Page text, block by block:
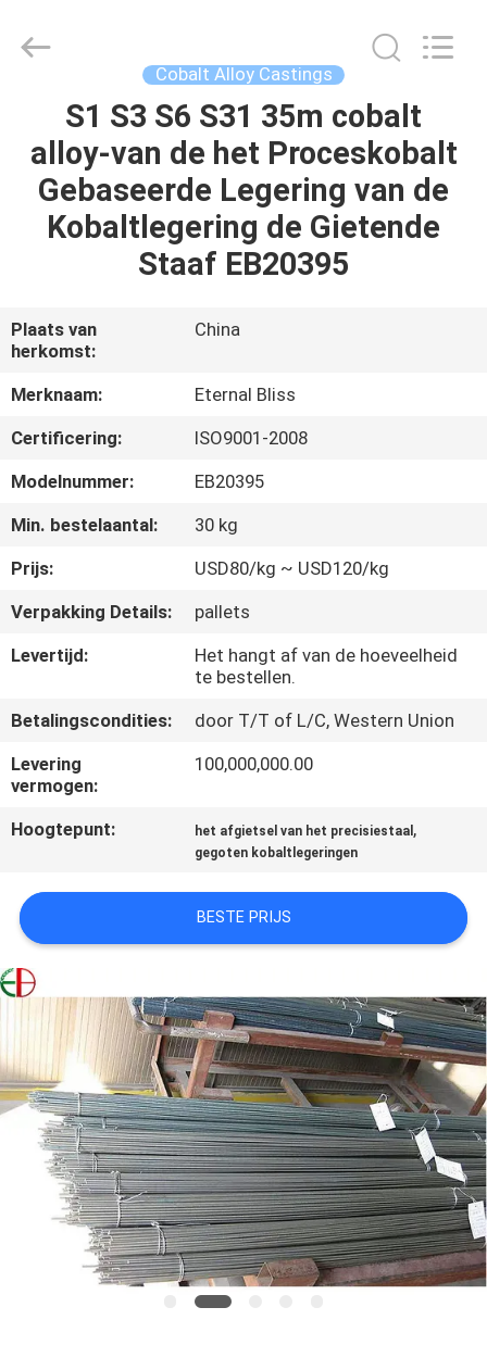
HUIS
PRODUCTEN
ONGEVEER
ONS
FABRIEKSREIS
KWALITEITSCONTROLE
CONTACTEER
ONS
NIEUWS
OM
EEN
SITEMAP
PRIVACYBELEID
Casting
Cobalt Alloy Castings
S1 S3 S6 S31 35m cobalt
alloy-van de het Proceskobalt
Gebaseerde Legering van de
Kobaltlegering de Gietende
Staaf EB20395
Plaats van
herkomst:
China
Merknaam:
Eternal Bliss
Certificering:
ISO9001-2008
Modelnummer:
EB20395
Min. bestelaantal:
30 kg
Prijs:
USD80/kg ~ USD120/kg
Verpakking Details:
pallets
Levertijd:
Het hangt af van de hoeveelheid
te bestellen.
Betalingscondities:
door T/T of L/C, Western Union
Levering
vermogen:
100,000,000.00
Hoogtepunt: het afgietsel van het precisiestaal ,
gegoten kobaltlegeringen
BESTE PRIJS